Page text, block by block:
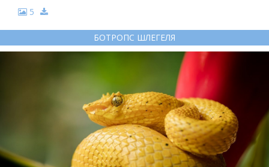
5
БОТРОПС ШЛЕГЕЛЯ